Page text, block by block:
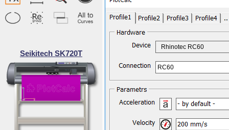
Seikitech SK720T
Rhinotec RC60
RC60